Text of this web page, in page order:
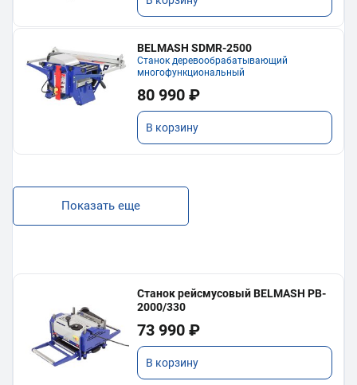
BELMASH SDMR-2500
Станок деревообрабатывающий
многофункциональный
80 990 ₽
В корзину
Показать еще
Станок рейсмусовый BELMASH PB-
2000/330
73 990 ₽
В корзину